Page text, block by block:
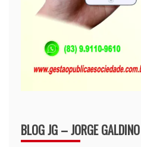
BLOG JG – JORGE GALDINO